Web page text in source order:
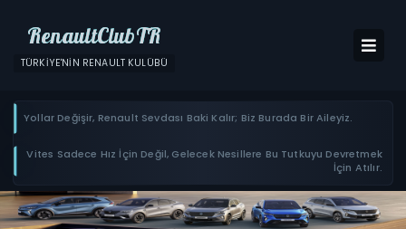
RenaultClubTR
TÜRKIYE'NIN RENAULT KULÜBÜ
Yollar Değişir, Renault Sevdası Baki Kalır; Biz Burada Bir Aileyiz.
Vites Sadece Hız İçin Değil, Gelecek Nesillere Bu Tutkuyu Devretmek
İçin Atılır.